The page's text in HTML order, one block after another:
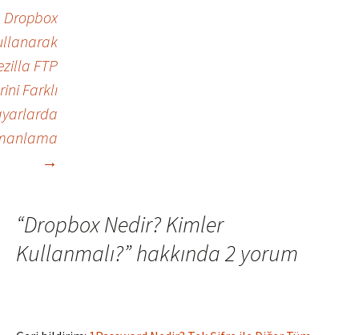
Dropbox
FTP
Farklı
→
“Dropbox Nedir? Kimler
Kullanmalı?” hakkında 2 yorum